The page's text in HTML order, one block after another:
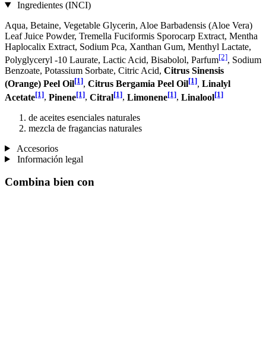
Ingredientes (INCI)
Aqua, Betaine, Vegetable Glycerin, Aloe Barbadensis (Aloe Vera)
Leaf Juice Powder, Tremella Fuciformis Sporocarp Extract, Mentha
Haplocalix Extract, Sodium Pca, Xanthan Gum, Menthyl Lactate,
Polyglyceryl -10 Laurate, Lactic Acid, Bisabolol, Parfum[2], Sodium
Benzoate, Potassium Sorbate, Citric Acid, Citrus Sinensis
(Orange) Peel Oil[1], Citrus Bergamia Peel Oil[1], Linalyl
Acetate[1], Pinene[1], Citral[1], Limonene[1], Linalool[1]
de aceites esenciales naturales
mezcla de fragancias naturales
Accesorios
Información legal
Combina bien con